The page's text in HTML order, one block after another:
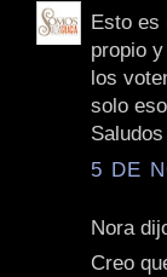
Esto es
propio
los
solo
5 DE
Nora
Creo